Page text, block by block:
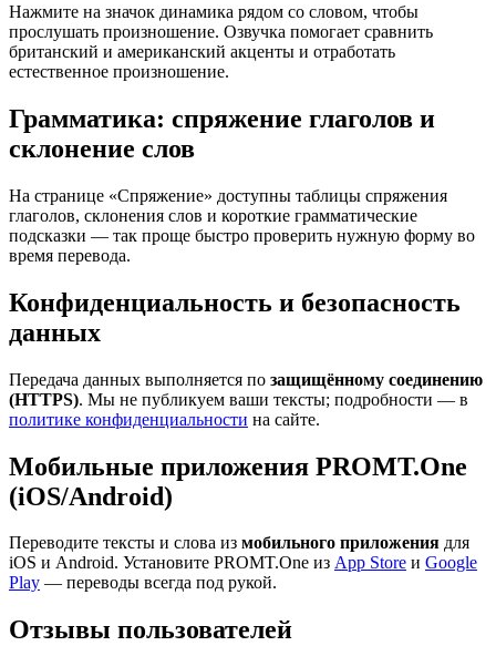
Нажмите на значок динамика рядом со словом, чтобы
прослушать произношение. Озвучка помогает сравнить
британский и американский акценты и отработать
естественное произношение.
Грамматика: спряжение глаголов и
склонение слов
На странице «Спряжение» доступны таблицы спряжения
глаголов, склонения слов и короткие грамматические
подсказки — так проще быстро проверить нужную форму во
время перевода.
Конфиденциальность и безопасность
данных
Передача данных выполняется по защищённому соединению
(HTTPS). Мы не публикуем ваши тексты; подробности — в
политике конфиденциальности на сайте.
Мобильные приложения PROMT.One
(iOS/Android)
Переводите тексты и слова из мобильного приложения для
iOS и Android. Установите PROMT.One из App Store и Google
Play — переводы всегда под рукой.
Отзывы пользователей